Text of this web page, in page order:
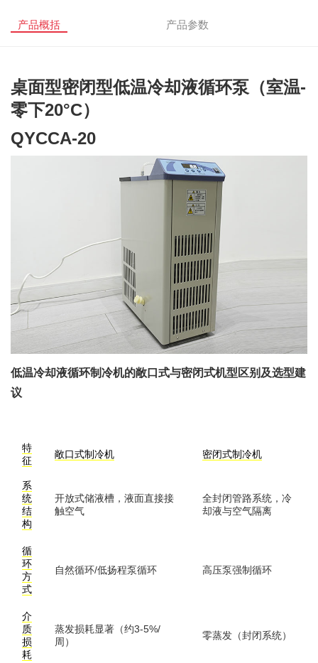
产品概括 产品参数
桌面型密闭型低温冷却液循环泵（室温-
零下20°C）
QYCCA-20
低温冷却液循环制冷机的敞口式与密闭式机型区别及选型建
议
特
征
敞口式制冷机 密闭式制冷机
系
统
结
构
开放式储液槽，液面直接接
触空气
全封闭管路系统，冷
却液与空气隔离
循
环
方
式
自然循环/低扬程泵循环 高压泵强制循环
介
质
损
耗
蒸发损耗显著（约3-5%/
周）
零蒸发（封闭系统）